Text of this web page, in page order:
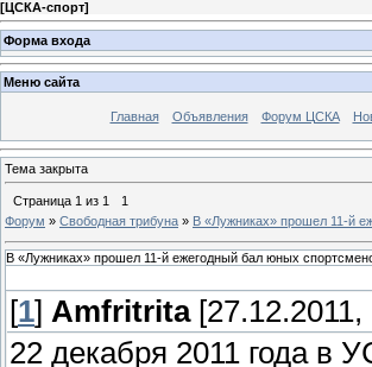
[ЦСКА-спорт]
Форма входа
Меню сайта
Главная Объявления Форум ЦСКА
Тема закрыта
Страница 1 из 1
1
Форум » Свободная трибуна » В «Лужниках» прошел 11-й
В «Лужниках» прошел 11-й ежегодный бал юных
[1] Amfritrita[27.12.2011,
22 декабря 2011 года в